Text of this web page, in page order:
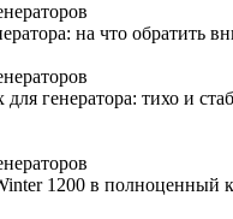
на что обратить
генератора: тихо и
1200 в полноценный